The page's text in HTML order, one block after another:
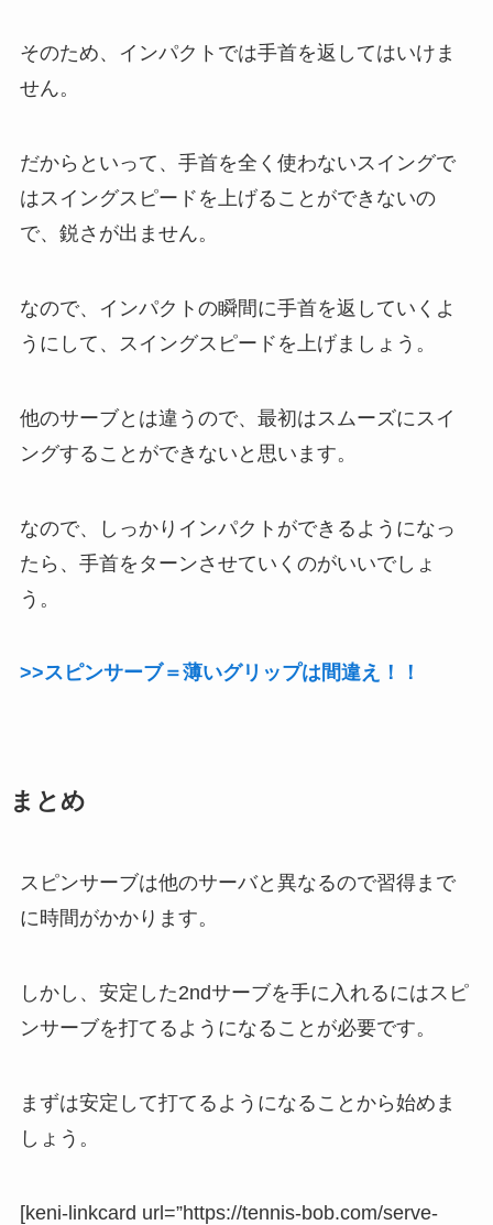
そのため、インパクトでは手首を返してはいけま
せん。
だからといって、手首を全く使わないスイングで
はスイングスピードを上げることができないの
で、鋭さが出ません。
なので、インパクトの瞬間に手首を返していくよ
うにして、スイングスピードを上げましょう。
他のサーブとは違うので、最初はスムーズにスイ
ングすることができないと思います。
なので、しっかりインパクトができるようになっ
たら、手首をターンさせていくのがいいでしょ
う。
>>スピンサーブ＝薄いグリップは間違え！！
まとめ
スピンサーブは他のサーバと異なるので習得まで
に時間がかかります。
しかし、安定した2ndサーブを手に入れるにはスピ
ンサーブを打てるようになることが必要です。
まずは安定して打てるようになることから始めま
しょう。
[keni-linkcard url=”https://tennis-bob.com/serve-